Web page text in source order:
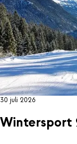
30 juli 2026
Wintersport